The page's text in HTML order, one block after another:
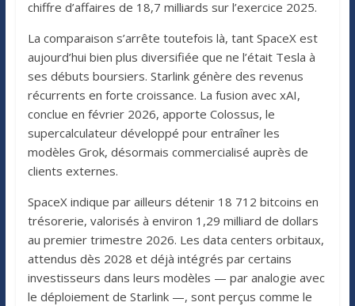
chiffre d’affaires de 18,7 milliards sur l’exercice 2025.
La comparaison s’arrête toutefois là, tant SpaceX est
aujourd’hui bien plus diversifiée que ne l’était Tesla à
ses débuts boursiers. Starlink génère des revenus
récurrents en forte croissance. La fusion avec xAI,
conclue en février 2026, apporte Colossus, le
supercalculateur développé pour entraîner les
modèles Grok, désormais commercialisé auprès de
clients externes.
SpaceX indique par ailleurs détenir 18 712 bitcoins en
trésorerie, valorisés à environ 1,29 milliard de dollars
au premier trimestre 2026. Les data centers orbitaux,
attendus dès 2028 et déjà intégrés par certains
investisseurs dans leurs modèles — par analogie avec
le déploiement de Starlink —, sont perçus comme le